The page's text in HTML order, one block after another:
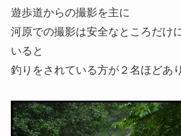
遊歩道からの撮影を主に
河原での撮影は安全なところだけ
いると
釣りをされている方が２名ほどあ